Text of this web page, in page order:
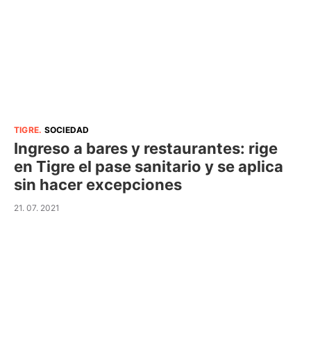
TIGRE. SOCIEDAD
Ingreso a bares y restaurantes: rige
en Tigre el pase sanitario y se aplica
sin hacer excepciones
21. 07. 2021